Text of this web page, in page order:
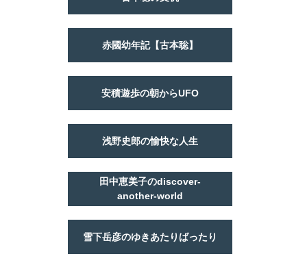
赤國幼年記【古本聡】
安積遊歩の朝からUFO
浅野史郎の愉快な人生
田中恵美子のdiscover-
another-world
雪下岳彦のゆきあたりばったり